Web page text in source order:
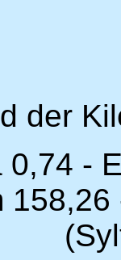
der
0,74 -